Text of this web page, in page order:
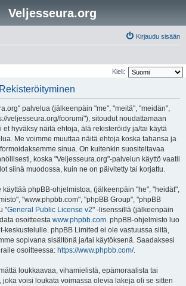
Veljesseura.org
Kirjaudu sisään
Kieli:
palvelua (jälkeenpäin "me", "meitä", "meidän",
veljesseura.org/foorumi"), sitoudut noudattamaan
hyväksy näitä ehtoja, älä rekisteröidy ja/tai käytä
Me voimme muuttaa näitä ehtoja koska tahansa ja
sinua. On kuitenkin suositeltavaa
koska "Veljesseura.org"-palvelun käyttö vaatii
siinä muodossa, kuin ne on päivitetty tai korjattu.
käyttää phpBB-ohjelmistoa, (jälkeenpäin "he", "heidät",
"www.phpbb.com", "phpBB Group", "phpBB
"General Public License v2" -lisenssillä (jälkeenpäin
osoitteesta www.phpbb.com. phpBB-ohjelmisto luo
keskustelulle. phpBB Limited ei ole vastuussa siitä,
sopivana sisältönä ja/tai käytöksenä. Saadaksesi
osoitteessa: https://www.phpbb.com/.
loukkaavaa, vihamielistä, epämoraalista tai
voisi loukata voimassa olevia lakeja oli se sitten